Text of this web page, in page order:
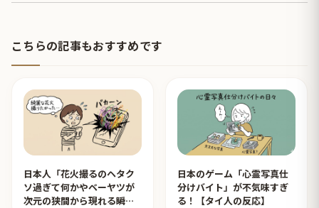
こちらの記事もおすすめです
日本人「花火撮るのヘタク
ソ過ぎて何かやベーヤツが
次元の狭間から現れる瞬間
日本のゲーム「心霊写真仕
分けバイト」が不気味すぎ
る！【タイ人の反応】